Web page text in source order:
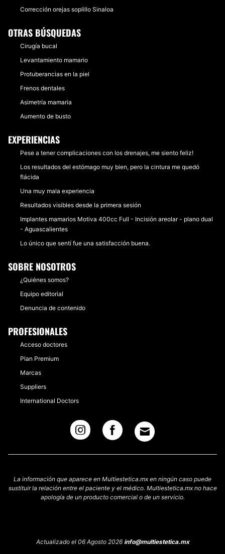
Corrección orejas soplillo Sinaloa
OTRAS BÚSQUEDAS
Cirugía bucal
Levantamiento mamario
Protuberancias en la piel
Frenos dentales
Asimetría mamaria
Aumento de busto
EXPERIENCIAS
Pese a tener complicaciones con los drenajes, me siento feliz!
Los resultados del estómago muy bien, pero la cintura me quedó
flácida
Una muy mala experiencia
Resultados visibles desde la primera sesión
Implantes mamarios Motiva 400cc Full - Incisión areolar - plano dual
- Aguascalientes
Lo único que sentí fue una satisfacción buena.
SOBRE NOSOTROS
¿Quiénes somos?
Equipo editorial
Denuncia de contenido
PROFESIONALES
Acceso doctores
Plan Premium
Marcas
Suppliers
International Doctors
La información que aparece en Multiestetica.mx en ningún caso puede
sustituir la relación entre el paciente y el médico. Multiestetica.mx no hace
apología de un producto comercial o de un servicio.
Actualizado el 06 Agosto 2026 info@multiestetica.mx